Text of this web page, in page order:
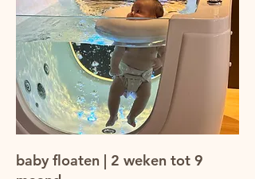
baby floaten | 2 weken tot 9